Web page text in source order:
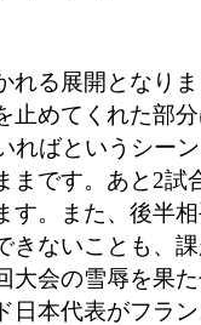
る展開となり
止めてくれた部
ればというシー
まです。あと2試
す。また、後半
きないことも、
会の雪辱を果
日本代表がフラ